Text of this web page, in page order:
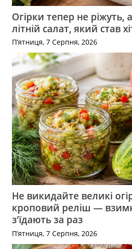
Огірки тепер не ріжуть,
літній салат, який став
П’ятниця, 7 Серпня, 2026
Не викидайте великі
кроповий реліш —
з’їдають за раз
П’ятниця, 7 Серпня, 2026